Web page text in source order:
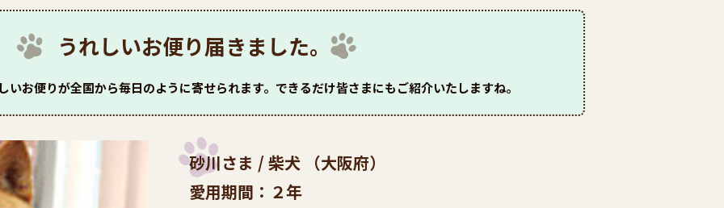
うれしいお便り届きました。
いお便りが全国から毎日のように寄せられます。できるだけ皆さまにもご紹介いたしますね。
砂川さま / 柴犬 （大阪府）
愛用期間：２年